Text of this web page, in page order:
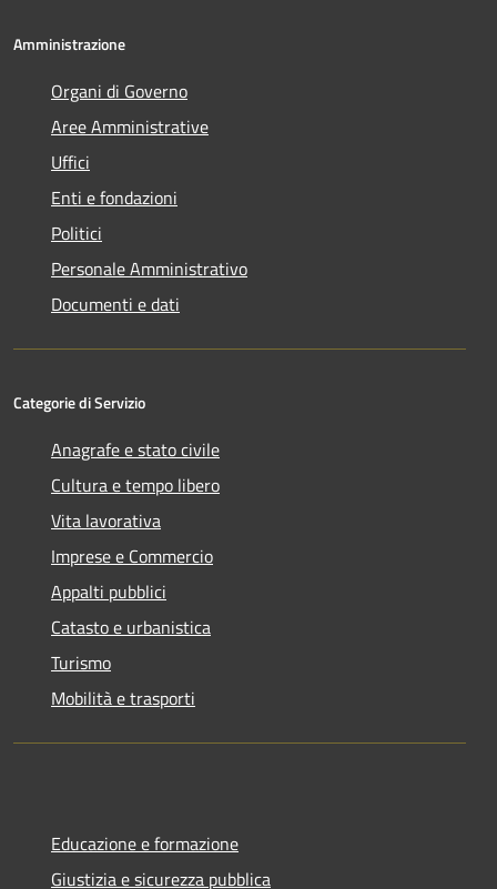
Amministrazione
Organi di Governo
Aree Amministrative
Uffici
Enti e fondazioni
Politici
Personale Amministrativo
Documenti e dati
Categorie di Servizio
Anagrafe e stato civile
Cultura e tempo libero
Vita lavorativa
Imprese e Commercio
Appalti pubblici
Catasto e urbanistica
Turismo
Mobilità e trasporti
Educazione e formazione
Giustizia e sicurezza pubblica